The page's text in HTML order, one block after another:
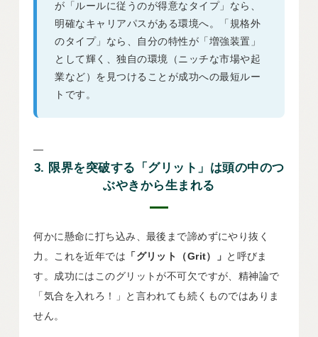
が「ルールに従うのが得意なタイプ」なら、
明確なキャリアパスがある環境へ。「規格外
のタイプ」なら、自分の特性が「増強装置」
として輝く、独自の環境（ニッチな市場や起
業など）を見つけることが成功への最短ルー
トです。
—
3. 限界を突破する「グリット」は頭の中のつ
ぶやきから生まれる
何かに懸命に打ち込み、最後まで諦めずにやり抜く
力。これを近年では 「グリット（Grit）」 と呼びま
す。成功にはこのグリットが不可欠ですが、精神論で
「気合を入れろ！」と言われても続くものではありま
せん。